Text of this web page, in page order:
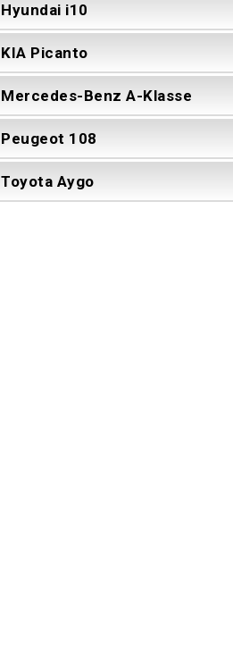
Hyundai i10
KIA Picanto
Mercedes-Benz A-Klasse
Peugeot 108
Toyota Aygo